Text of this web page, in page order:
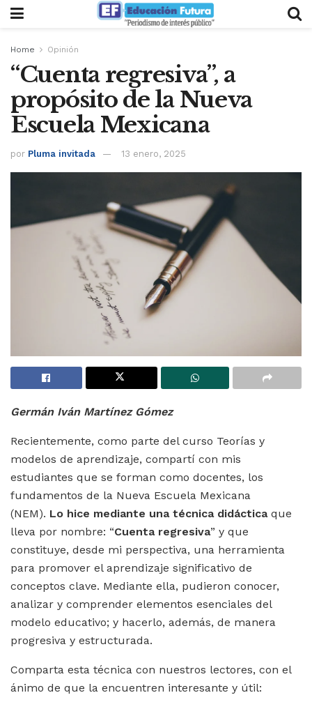
Home Opinión
“Cuenta regresiva”, a
propósito de la Nueva
Escuela Mexicana
por Pluma invitada 13 enero, 2025
Germán Iván Martínez Gómez
Recientemente, como parte del curso Teorías y
modelos de aprendizaje, compartí con mis
estudiantes que se forman como docentes, los
fundamentos de la Nueva Escuela Mexicana
(NEM). Lo hice mediante una técnica didácticaque
lleva por nombre: “Cuenta regresiva” y que
constituye, desde mi perspectiva, una herramienta
para promover el aprendizaje significativo de
conceptos clave. Mediante ella, pudieron conocer,
analizar y comprender elementos esenciales del
modelo educativo; y hacerlo, además, de manera
progresiva y estructurada.
Comparta esta técnica con nuestros lectores, con el
ánimo de que la encuentren interesante y útil: